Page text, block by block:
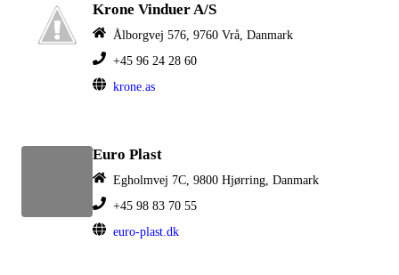
Krone Vinduer A/S
Ålborgvej 576, 9760 Vrå, Danmark
+45 96 24 28 60
krone.as
Euro Plast
Egholmvej 7C, 9800 Hjørring, Danmark
+45 98 83 70 55
euro-plast.dk